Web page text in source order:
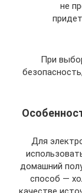
не
При
Для
домашний
способ —